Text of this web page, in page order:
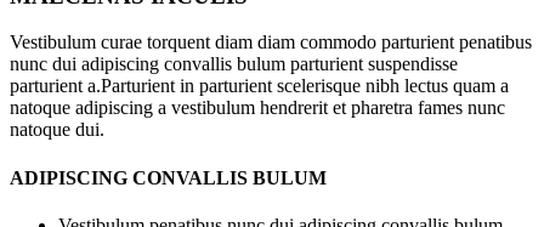
Vestibulum curae torquent diam diam commodo parturient penatibus
nunc dui adipiscing convallis bulum parturient suspendisse
parturient a.Parturient in parturient scelerisque nibh lectus quam a
natoque adipiscing a vestibulum hendrerit et pharetra fames nunc
natoque dui.
ADIPISCING CONVALLIS BULUM